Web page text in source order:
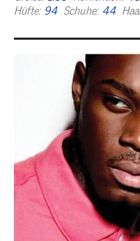
Hüfte: 94 Schuhe: 44